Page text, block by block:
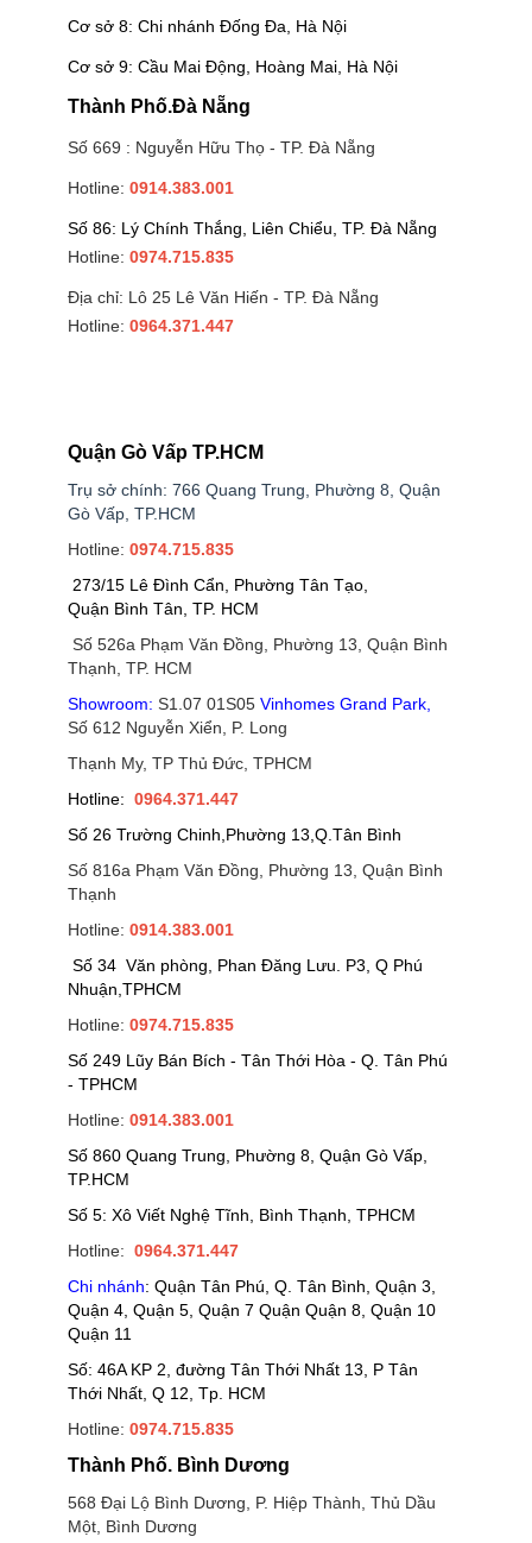
Cơ sở 8: Chi nhánh Đống Đa, Hà Nội
Cơ sở 9: Cầu Mai Động, Hoàng Mai, Hà Nội
Thành Phố.Đà Nẵng
Số 669 : Nguyễn Hữu Thọ - TP. Đà Nẵng
Hotline: 0914.383.001
Số 86: Lý Chính Thắng, Liên Chiểu, TP. Đà Nẵng
Hotline: 0974.715.835
Địa chỉ: Lô 25 Lê Văn Hiến - TP. Đà Nẵng
Hotline: 0964.371.447
Quận Gò Vấp TP.HCM
Trụ sở chính: 766 Quang Trung, Phường 8, Quận
Gò Vấp, TP.HCM
Hotline: 0974.715.835
273/15 Lê Đình Cẩn, Phường Tân Tạo,
Quận Bình Tân, TP. HCM
Số 526a Phạm Văn Đồng, Phường 13, Quận Bình
Thạnh, TP. HCM
Showroom: S1.07 01S05 Vinhomes Grand Park
Số 612 Nguyễn Xiển, P. Long
Thạnh My, TP Thủ Đức, TPHCM
Hotline: 0964.371.447
Số 26 Trường Chinh,Phường 13,Q.Tân Bình
Số 816a Phạm Văn Đồng, Phường 13, Quận Bình
Thạnh
Hotline: 0914.383.001
Số 34 Văn phòng, Phan Đăng Lưu. P3, Q Phú
Nhuận,TPHCM
Hotline: 0974.715.835
Số 249 Lũy Bán Bích - Tân Thới Hòa - Q. Tân Phú
- TPHCM
Hotline: 0914.383.001
Số 860 Quang Trung, Phường 8, Quận Gò Vấp,
TP.HCM
Số 5: Xô Viết Nghệ Tĩnh, Bình Thạnh, TPHCM
Hotline: 0964.371.447
Chi nhánh: Quận Tân Phú, Q. Tân Bình, Quận 3,
Quận 4, Quận 5, Quận 7 Quận Quận 8, Quận 10
Quận 11
Số: 46A KP 2, đường Tân Thới Nhất 13, P Tân
Thới Nhất, Q 12, Tp. HCM
Hotline: 0974.715.835
Thành Phố. Bình Dương
568 Đại Lộ Bình Dương, P. Hiệp Thành, Thủ Dầu
Một, Bình Dương